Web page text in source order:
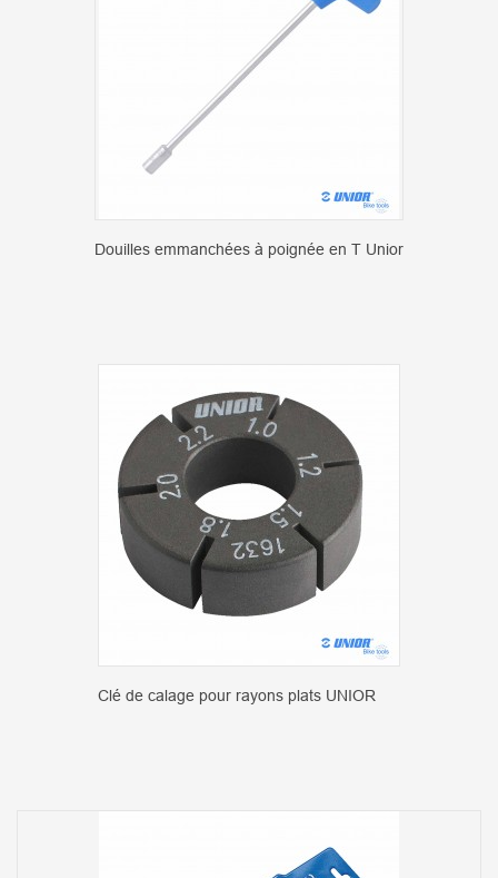
Douilles emmanchées à poignée en T Unior
Clé de calage pour rayons plats UNIOR